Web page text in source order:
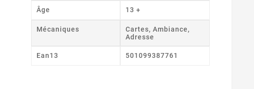
Âge 13 +
Mécaniques
Cartes, Ambiance,
Adresse
Ean13 501099387761